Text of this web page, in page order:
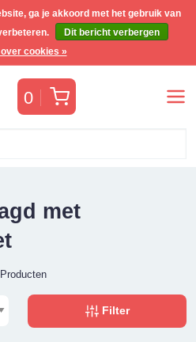
orders >€255(incl. BTW)
0 Winkelwagen
met
Filter
ga je akkoord met het gebruik van
Dit bericht verbergen
over cookies »